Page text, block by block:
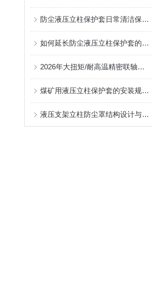
防尘液压立柱保护套日常清洁保养与更换规范
如何延长防尘液压立柱保护套的使用寿命？
2026年大扭矩/耐高温精密联轴器定制找哪家？能实现精准定制的优质厂家盘点
煤矿用液压立柱保护套的安装规范与使用寿命提升方案
液压支架立柱防尘罩结构设计与密封防护原理